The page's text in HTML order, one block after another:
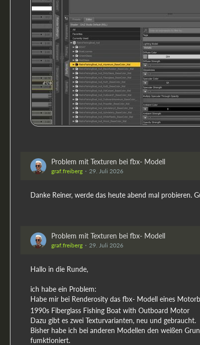
Problem mit Texturen bei fbx- Modell
graf.freiberg 29. Juli 2026
Danke Reiner, werde das heute abend mal probieren.
Problem mit Texturen bei fbx- Modell
graf.freiberg 29. Juli 2026
Hallo in die Runde,
ich habe ein Problem:
Habe mir bei Renderosity das fbx- Modell eines
1990s Fiberglass Fishing Boat with Outboard Motor
Dazu gibt es zwei Texturvarianten, neu und gebraucht.
Bisher habe ich bei anderen Modellen den weißen
fumktioniert.